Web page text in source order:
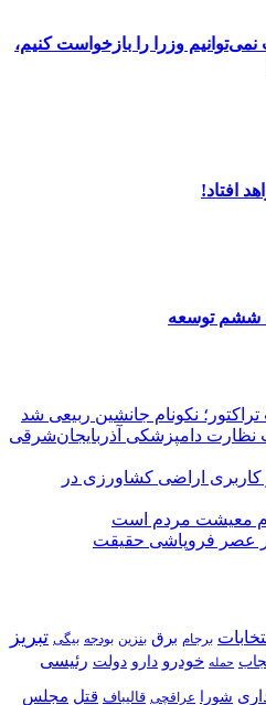
وزرا را بازخواست کنیم،
افتاد!
ششم توسعه
نکونام جانشین ربیعی شد
نظارت دامپزشکی آذربایجان‌شرقی
کاربری اراضی کشاورزی در
ام معیشت مردم است
عصر فروپاشی حقیقت
برجام برق بنزین بودجه بیگی تبریز
حمله خودرو دارو دولت رئیسی
شورا عراقچی قالیباف قتل مجلس